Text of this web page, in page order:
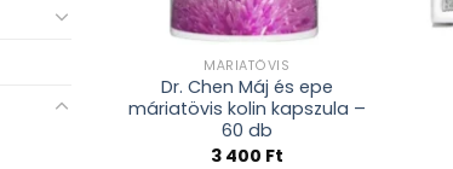
MÁRIATÖVIS
Dr. Chen Máj és epe
máriatövis kolin kapszula –
60 db
3 400 Ft